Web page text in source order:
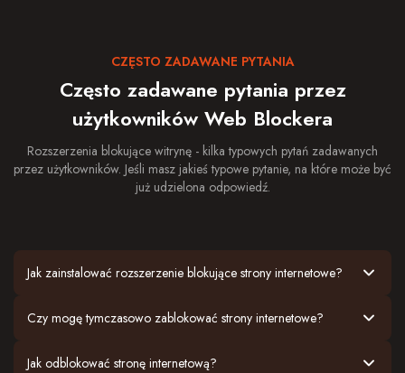
CZĘSTO ZADAWANE PYTANIA
Często zadawane pytania przez
użytkowników Web Blockera
Rozszerzenia blokujące witrynę - kilka typowych pytań zadawanych
przez użytkowników. Jeśli masz jakieś typowe pytanie, na które może być
już udzielona odpowiedź.
Jak zainstalować rozszerzenie blokujące strony internetowe?
Czy mogę tymczasowo zablokować strony internetowe?
Jak odblokować stronę internetową?